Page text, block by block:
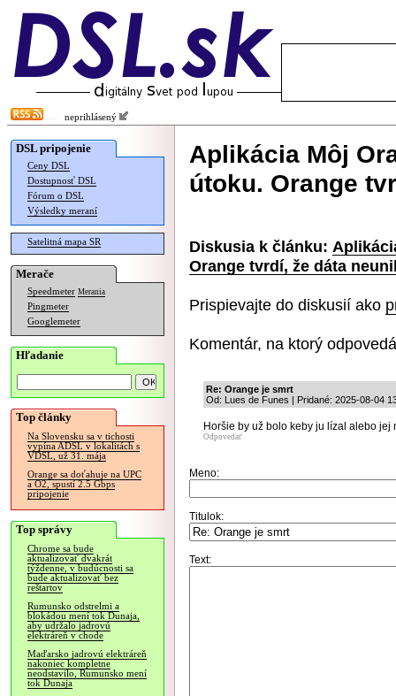
neprihlásený
DSL pripojenie
Ceny DSL
Dostupnosť DSL
Fórum o DSL
Výsledky meraní
Satelitná mapa SR
Merače
Speedmeter Merania
Pingmeter
Googlemeter
Hľadanie
Top články
Na Slovensku sa v tichosti
vypína ADSL v lokalitách s
VDSL, už 31. mája
Orange sa doťahuje na UPC
a O2, spustí 2.5 Gbps
pripojenie
Top správy
Chrome sa bude
aktualizovať dvakrát
týždenne, v budúcnosti sa
bude aktualizovať bez
reštartov
Rumunsko odstrelmi a
blokádou mení tok Dunaja,
aby udržalo jadrovú
elektráreň v chode
Maďarsko jadrovú elektráreň
nakoniec kompletne
neodstavilo, Rumunsko mení
tok Dunaja
Aplikácia Môj
útoku. Orange
Diskusia k článku:
Orange tvrdí, že dáta
Prispievajte do diskusií ako
Komentár, na ktorý
Re: Orange je smrt
Od: Lues de Funes | Pridané: 2025-08-04
Horšie by už bolo keby ju lízal alebo jej
Odpovedať
Meno:
Titulok:
Text: